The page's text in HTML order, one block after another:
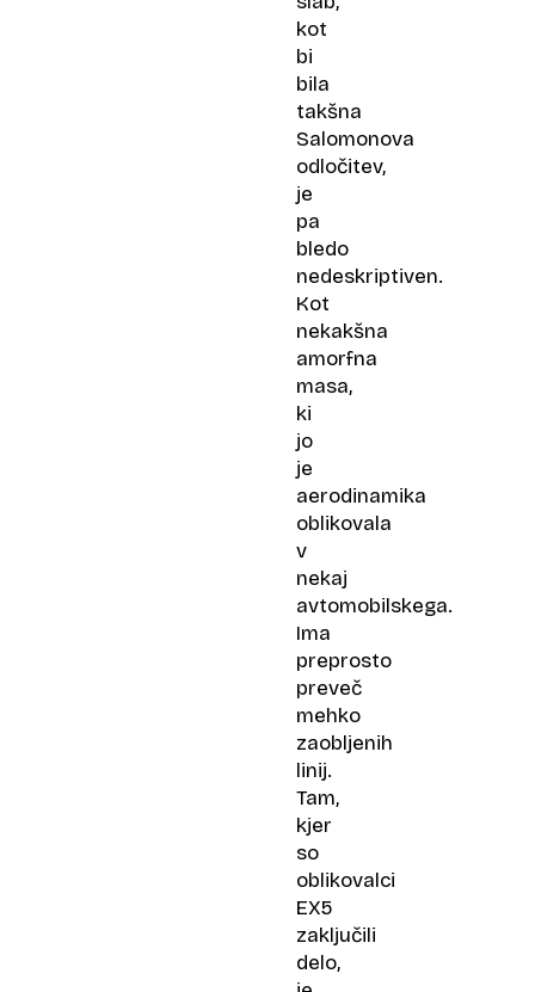
kot
bi
bila
takšna
Salomonova
odločitev,
je
pa
bledo
nedeskriptiven.
Kot
nekakšna
amorfna
masa,
ki
jo
je
aerodinamika
oblikovala
v
nekaj
avtomobilskega.
Ima
preprosto
preveč
mehko
zaobljenih
linij.
Tam,
kjer
so
oblikovalci
EX5
zaključili
delo,